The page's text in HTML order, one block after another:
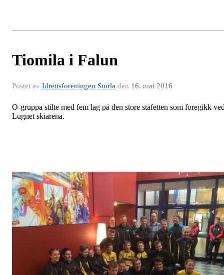
Tiomila i Falun
Postet av Idrettsforeningen Sturla den 16. mai 2016
O-gruppa stilte med fem lag på den store stafetten som foregikk
Lugnet skiarena.